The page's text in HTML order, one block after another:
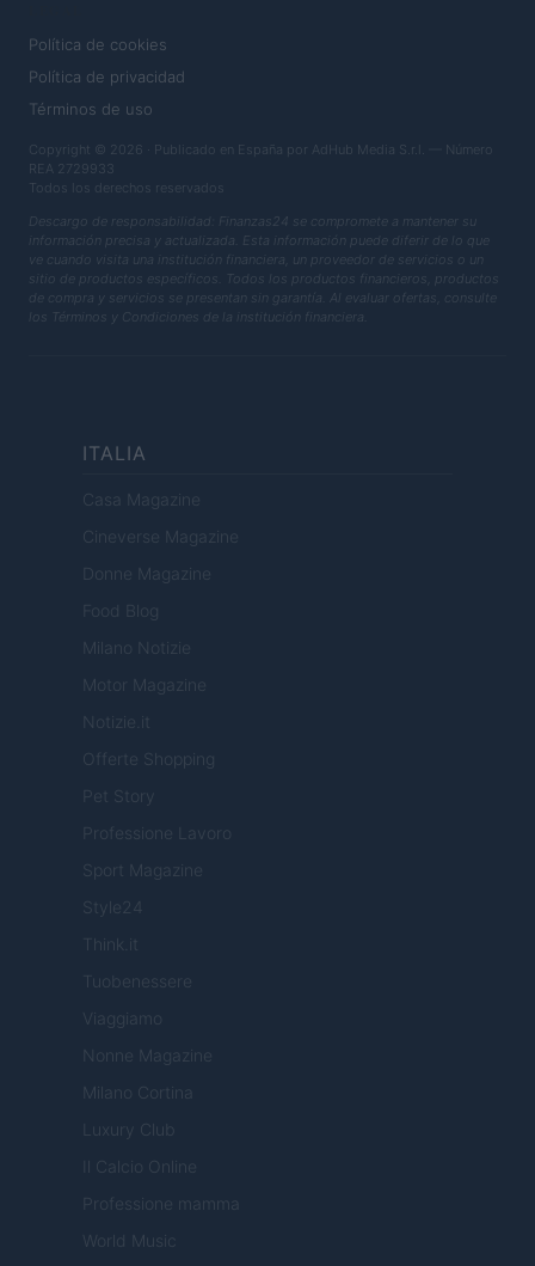
Política de cookies
Política de privacidad
Términos de uso
Copyright © 2026 · Publicado en España por AdHub Media S.r.l. — Número
REA 2729933
Todos los derechos reservados
Descargo de responsabilidad: Finanzas24 se compromete a mantener su
información precisa y actualizada. Esta información puede diferir de lo que
ve cuando visita una institución financiera, un proveedor de servicios o un
sitio de productos específicos. Todos los productos financieros, productos
de compra y servicios se presentan sin garantía. Al evaluar ofertas, consulte
los Términos y Condiciones de la institución financiera.
ITALIA
Casa Magazine
Cineverse Magazine
Donne Magazine
Food Blog
Milano Notizie
Motor Magazine
Notizie.it
Offerte Shopping
Pet Story
Professione Lavoro
Sport Magazine
Style24
Think.it
Tuobenessere
Viaggiamo
Nonne Magazine
Milano Cortina
Luxury Club
Il Calcio Online
Professione mamma
World Music